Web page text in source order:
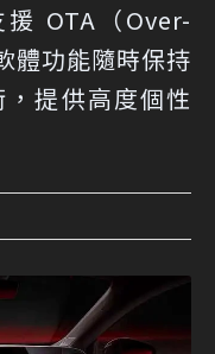
OTA（Over-
體功能隨時保持
提供高度個性